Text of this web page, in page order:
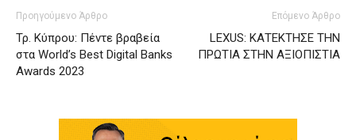
Προηγούμενο Άρθρο
Τρ. Κύπρου: Πέντε βραβεία
στα World’s Best Digital Banks
Awards 2023
Επόμενο Άρθρο
LEXUS: ΚΑΤΕΚΤΗΣΕ ΤΗΝ
ΠΡΩΤΙΑ ΣΤΗΝ ΑΞΙΟΠΙΣΤΙΑ